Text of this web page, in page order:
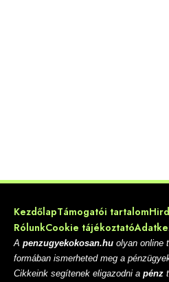
KezdőlapTámogatói tartalom
RólunkCookie tájékoztató
A penzugyekokosan.hu olyan online
formában ismerheted meg a
Cikkeink segítenek eligazodni a pénz